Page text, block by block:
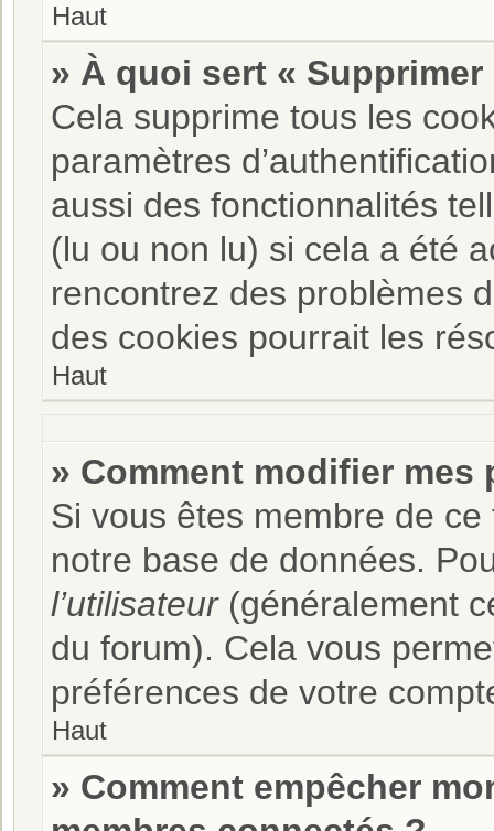
Haut
» À quoi sert «
Cela supprime tous les
paramètres
aussi des fonctionnalités
(lu ou non lu) si cela a été
rencontrez des problèmes
des cookies pourrait les
Haut
» Comment modifier mes
Si vous êtes membre de
notre base de données.
l’utilisateur(généralement
du forum). Cela vous
préférences de votre
Haut
» Comment empêcher